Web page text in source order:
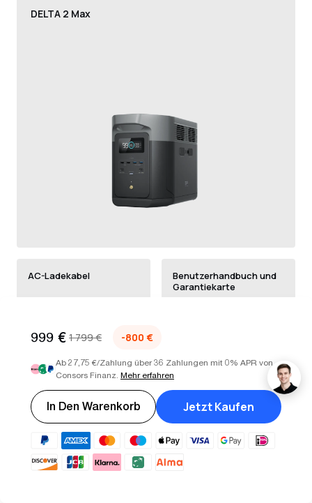
999 € 1 799 € -800 €
Ab 27,75 €/Zahlung über 36 Zahlungen mit 0% APR von
Consors Finanz. Mehr erfahren
In Den Warenkorb Jetzt Kaufen
DELTA 2 Max
AC-Ladekabel
Benutzerhandbuch und
Garantiekarte